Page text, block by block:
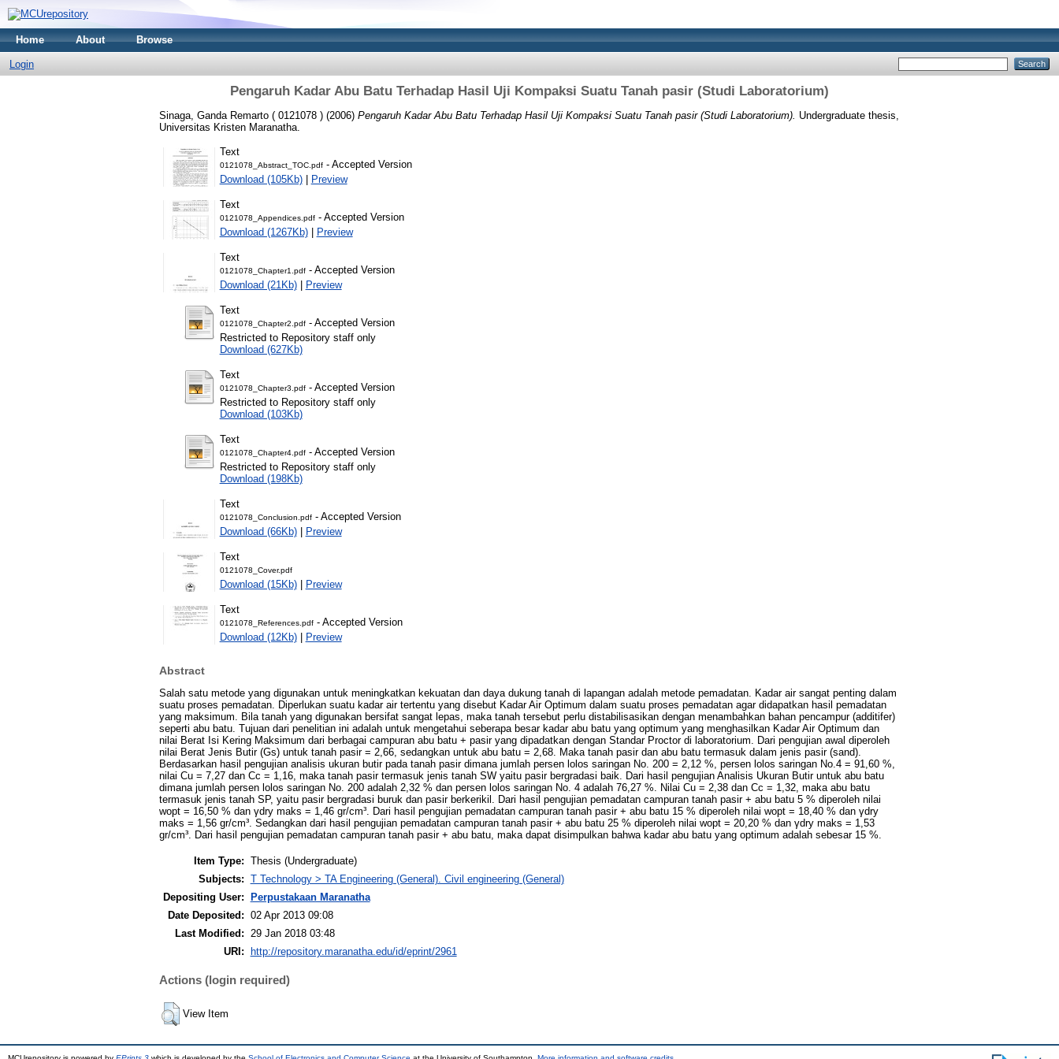
Home About Browse
Login
Pengaruh Kadar Abu Batu Terhadap Hasil Uji Kompaksi Suatu Tanah pasir (Studi Laboratorium)
Sinaga, Ganda Remarto ( 0121078 )(2006) Pengaruh Kadar Abu Batu Terhadap Hasil Uji Kompaksi Suatu Tanah pasir (Studi Laboratorium). Undergraduate thesis,
Universitas Kristen Maranatha.
Text
0121078_Abstract_TOC.pdf- Accepted Version
Download (105Kb)| Preview
Text
0121078_Appendices.pdf- Accepted Version
Download (1267Kb)| Preview
Text
0121078_Chapter1.pdf- Accepted Version
Download (21Kb)| Preview
Text
0121078_Chapter2.pdf- Accepted Version
Restricted to Repository staff only
Download (627Kb)
Text
0121078_Chapter3.pdf- Accepted Version
Restricted to Repository staff only
Download (103Kb)
Text
0121078_Chapter4.pdf- Accepted Version
Restricted to Repository staff only
Download (198Kb)
Text
0121078_Conclusion.pdf- Accepted Version
Download (66Kb)| Preview
Text
0121078_Cover.pdf
Download (15Kb)| Preview
Text
0121078_References.pdf- Accepted Version
Download (12Kb)| Preview
Abstract
Salah satu metode yang digunakan untuk meningkatkan kekuatan dan daya dukung tanah di lapangan adalah metode pemadatan. Kadar air sangat penting dalam
suatu proses pemadatan. Diperlukan suatu kadar air tertentu yang disebut Kadar Air Optimum dalam suatu proses pemadatan agar didapatkan hasil pemadatan
yang maksimum. Bila tanah yang digunakan bersifat sangat lepas, maka tanah tersebut perlu distabilisasikan dengan menambahkan bahan pencampur (additifer)
seperti abu batu. Tujuan dari penelitian ini adalah untuk mengetahui seberapa besar kadar abu batu yang optimum yang menghasilkan Kadar Air Optimum dan
nilai Berat Isi Kering Maksimum dari berbagai campuran abu batu + pasir yang dipadatkan dengan Standar Proctor di laboratorium. Dari pengujian awal diperoleh
nilai Berat Jenis Butir (Gs) untuk tanah pasir = 2,66, sedangkan untuk abu batu = 2,68. Maka tanah pasir dan abu batu termasuk dalam jenis pasir (sand).
Berdasarkan hasil pengujian analisis ukuran butir pada tanah pasir dimana jumlah persen lolos saringan No. 200 = 2,12 %, persen lolos saringan No.4 = 91,60 %,
nilai Cu = 7,27 dan Cc = 1,16, maka tanah pasir termasuk jenis tanah SW yaitu pasir bergradasi baik. Dari hasil pengujian Analisis Ukuran Butir untuk abu batu
dimana jumlah persen lolos saringan No. 200 adalah 2,32 % dan persen lolos saringan No. 4 adalah 76,27 %. Nilai Cu = 2,38 dan Cc = 1,32, maka abu batu
termasuk jenis tanah SP, yaitu pasir bergradasi buruk dan pasir berkerikil. Dari hasil pengujian pemadatan campuran tanah pasir + abu batu 5 % diperoleh nilai
wopt = 16,50 % dan γdry maks = 1,46 gr/cm³. Dari hasil pengujian pemadatan campuran tanah pasir + abu batu 15 % diperoleh nilai wopt = 18,40 % dan γdry
maks = 1,56 gr/cm³. Sedangkan dari hasil pengujian pemadatan campuran tanah pasir + abu batu 25 % diperoleh nilai wopt = 20,20 % dan γdry maks = 1,53
gr/cm³. Dari hasil pengujian pemadatan campuran tanah pasir + abu batu, maka dapat disimpulkan bahwa kadar abu batu yang optimum adalah sebesar 15 %.
Item Type: Thesis (Undergraduate)
Subjects: T Technology > TA Engineering (General). Civil engineering (General)
Depositing User:
Perpustakaan Maranatha
Date Deposited: 02 Apr 2013 09:08
Last Modified:
29 Jan 2018 03:48
URI:
http://repository.maranatha.edu/id/eprint/2961
Actions (login required)
View Item